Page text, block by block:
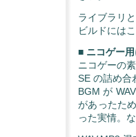
ライブラリ
ビルドには
■ ニコゲー
ニコゲーの
SE の詰め合
BGM が
があったた
った実情。